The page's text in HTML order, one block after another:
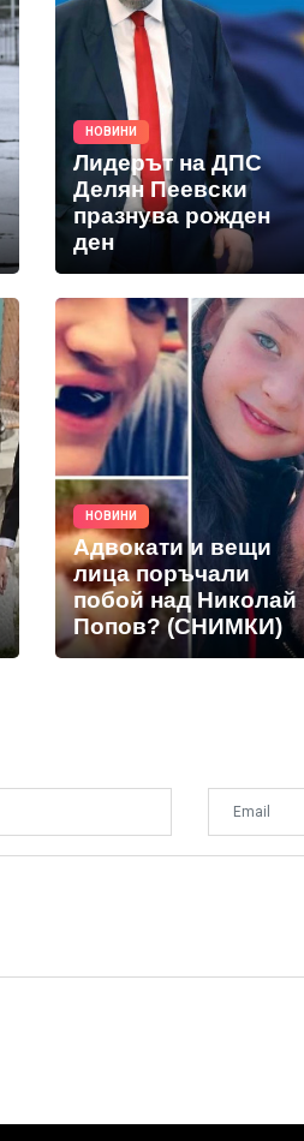
НОВИНИ
Лидерът на ДПС
Делян Пеевски
празнува рожден
ден
НОВИНИ
Адвокати и вещи
лица поръчали
побой над Николай
Попов? (СНИМКИ)